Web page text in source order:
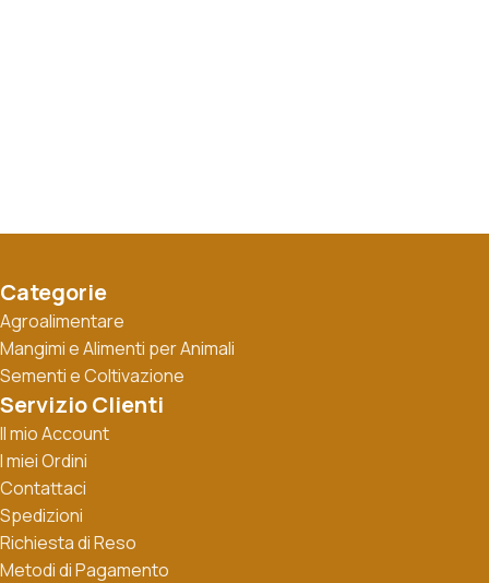
Categorie
Agroalimentare
Mangimi e Alimenti per Animali
Sementi e Coltivazione
Servizio Clienti
Il mio Account
I miei Ordini
Contattaci
Spedizioni
Richiesta di Reso
Metodi di Pagamento